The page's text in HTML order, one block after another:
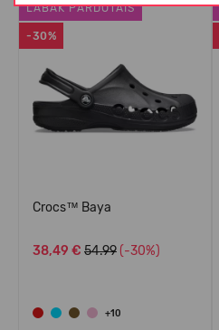
-30%
LABĀK PĀRDOTAIS
Crocs™ Baya
38,49 € 54.99 (-30%)
+10